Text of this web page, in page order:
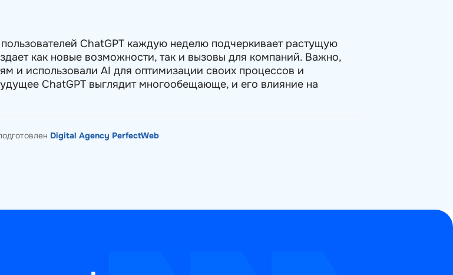
ChatGPT каждую неделю подчеркивает растущую
как новые возможности, так и вызовы для компаний. Важно,
и использовали AI для оптимизации своих процессов и
ChatGPT выглядит многообещающе, и его влияние на
Digital Agency PerfectWeb